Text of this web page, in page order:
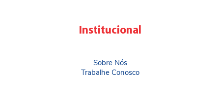
Institucional
Sobre Nós
Trabalhe Conosco